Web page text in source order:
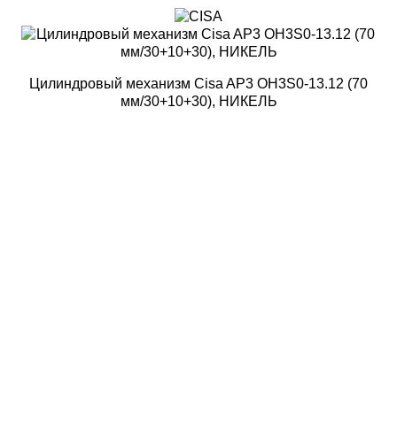
Цилиндровый механизм Cisa AP3 OH3S0-13.12 (70
мм/30+10+30), НИКЕЛЬ